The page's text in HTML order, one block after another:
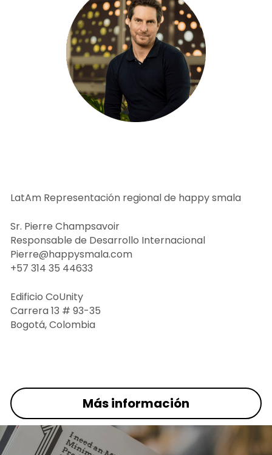
LatAm Representación regional de happy smala
Sr. Pierre Champsavoir
Responsable de Desarrollo Internacional
Pierre@happysmala.com
+57 314 35 44633
Edificio CoUnity
Carrera 13 # 93-35
Bogotá, Colombia
Más información